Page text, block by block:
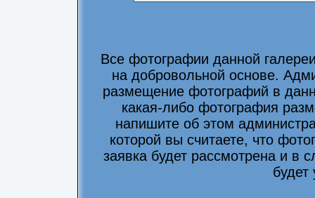
Все фотографии данной
на добровольной основе.
размещение фотографий в
какая-либо фотография
напишите об этом
которой вы считаете, что
заявка будет рассмотрена и в
будет